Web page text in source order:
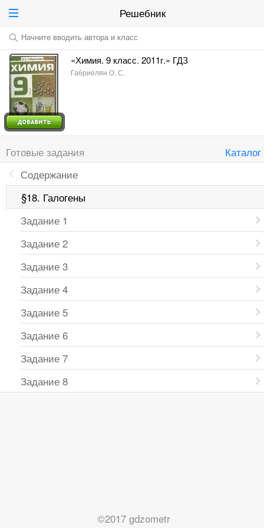
Решебник
Начните вводить автора и класс
«Химия. 9 класс. 2011г.» ГДЗ
Габриелян О. С.
Готовые задания
Каталог
Содержание
§18. Галогены
Задание 1
Задание 2
Задание 3
Задание 4
Задание 5
Задание 6
Задание 7
Задание 8
©2017 gdzometr